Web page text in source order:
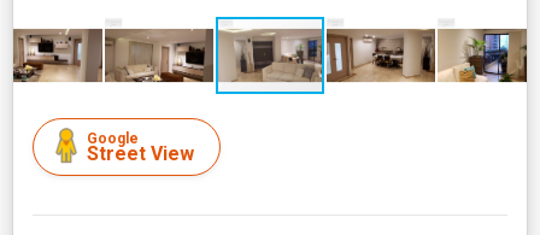
Google
Street View